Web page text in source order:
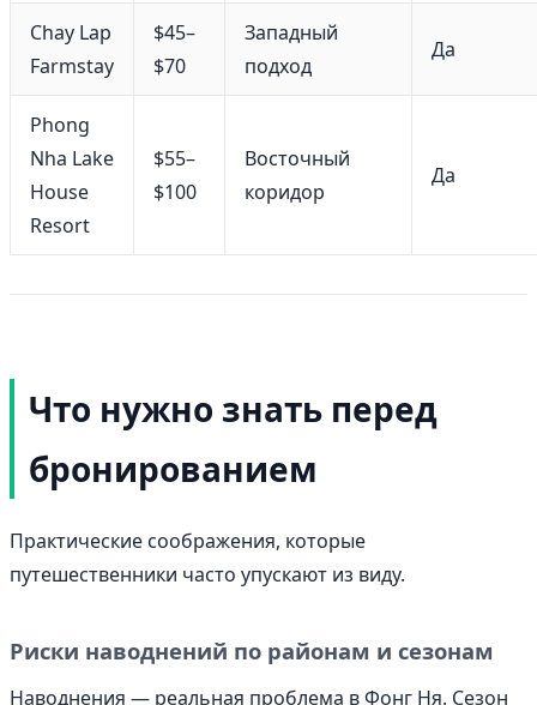
Chay Lap
Farmstay
$45–
$70
Западный
подход
Да
Phong
Nha Lake
House
Resort
$55–
$100
Восточный
коридор
Да
Что нужно знать перед
бронированием
Практические соображения, которые
путешественники часто упускают из виду.
Риски наводнений по районам и сезонам
Наводнения — реальная проблема в Фонг Ня. Сезон